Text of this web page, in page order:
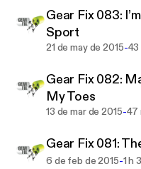
Gear Fix 083:
Sport
21 de may de 2015-43
Gear Fix 082:
My Toes
13 de mar de 2015-47
Gear Fix 081:
6 de feb de 2015-1 h